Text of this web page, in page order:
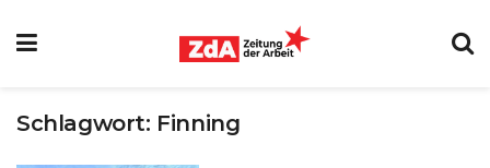
Schlagwort: Finning